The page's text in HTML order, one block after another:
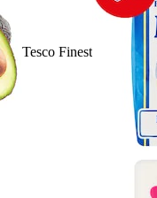
Tesco Finest